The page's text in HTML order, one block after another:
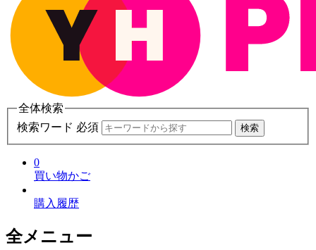
全体検索
検索ワード 必須
検索
0
買い物かご
購入履歴
全メニュー